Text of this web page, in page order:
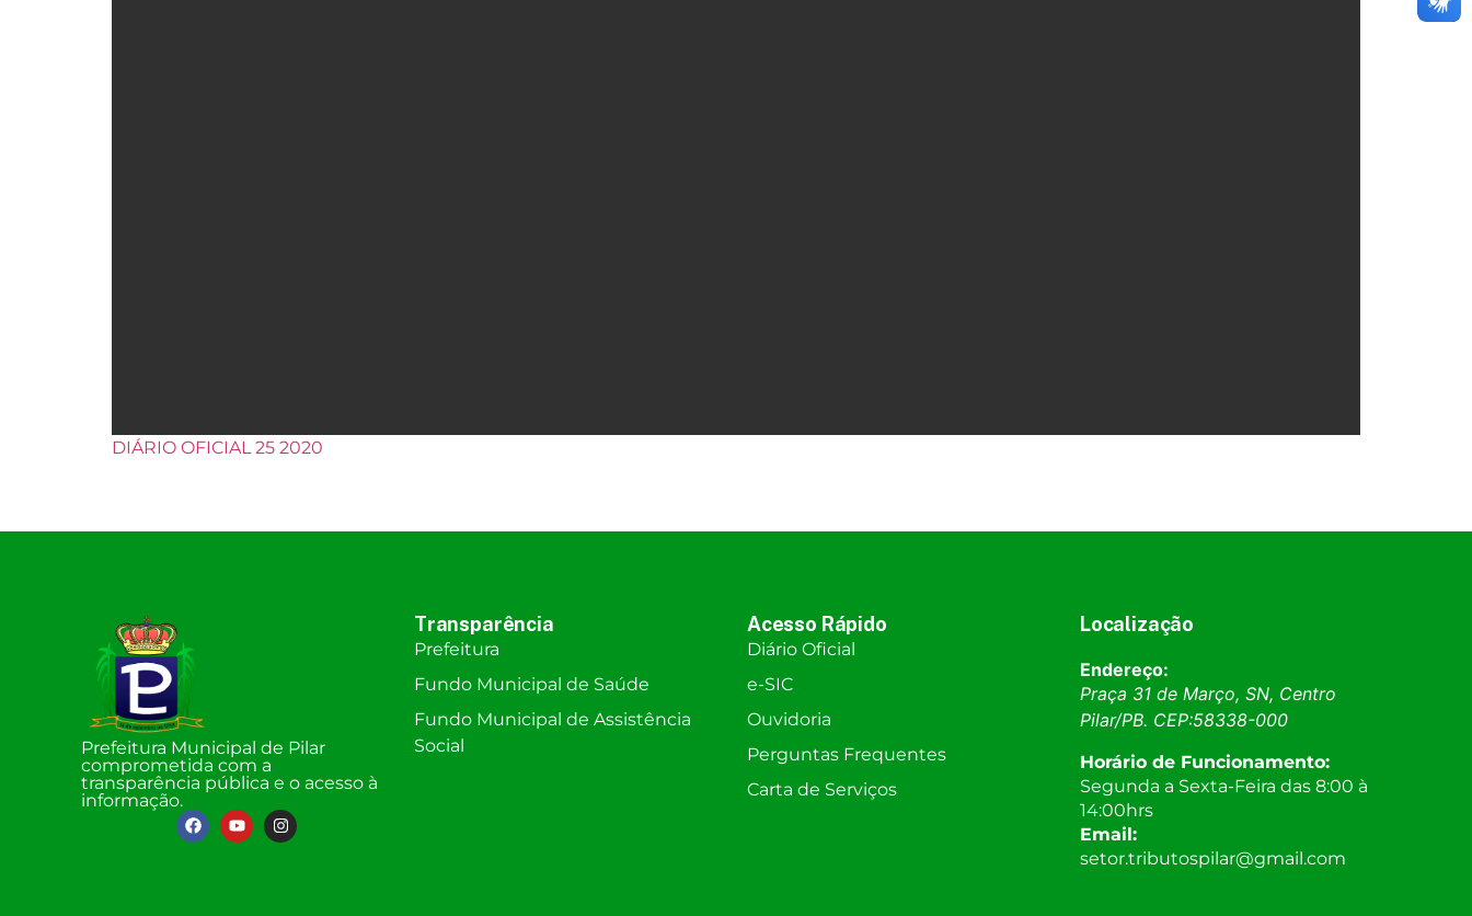
DIÁRIO OFICIAL 25 2020
Prefeitura Municipal de Pilar
comprometida com a
transparência pública e o acesso à
informação.
Transparência
Prefeitura
Fundo Municipal de Saúde
Fundo Municipal de Assistência
Social
Acesso Rápido
Diário Oficial
e-SIC
Ouvidoria
Perguntas Frequentes
Carta de Serviços
Localização
Endereço:
Praça 31 de Março, SN, Centro
Pilar/PB. CEP:58338-000
Horário de Funcionamento:
Segunda a Sexta-Feira das 8:00 à
14:00hrs
Email:
setor.tributospilar@gmail.com